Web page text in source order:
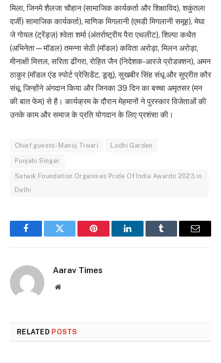
मिला, जिनमे शैलजा चौहान (सामाजिक कार्यकर्ता और शिक्षाविद), शकुंतला
दर्जी) सामाजिक कार्यकर्ता), माणिक मिगलानी (एमडी मिगलानी समूह), मेघा
जे गोयल (ट्रेंड्ज़) श्वेता शर्मा (अंतर्राष्ट्रीय पैरा एथलीट), शिल्पा कथैत
(अभिनेता—मॉडल) तमन्ना सेठी (मॉडल) कविता अरोड़ा, मिलन अरोड़ा,
मीनाक्षी मित्तल, सरिता ढींगरा, रोहित जैन (निदेशक-आरजे प्रोडक्शन), अमन
ठाकुर (मॉडल एंड स्पोर्ट प्रेसिडेंट, डूसू), सुखबीर सिंह संधू और सुप्रीत कौर
संधू, जिन्होंने अंगदान किया और जिनका 39 दिन का बच्चा अमृतसर (मन
की बात फेम) से है। कार्यक्रम के दौरान मेहमानों ने पुरस्कार विजेताओं की
उनके काम और समाज के प्रति योगदान के लिए प्रशंसा की।
Chief guests- Manoj Tiwari Lodhi Garden
Punjabi Singer
Satwik Foundation Organises Pride Of India Awards 2023 in
Delhi
FacebookTwitter Pinterest LinkedInTumblr Email
Aarav Times
Website
RELATED POSTS